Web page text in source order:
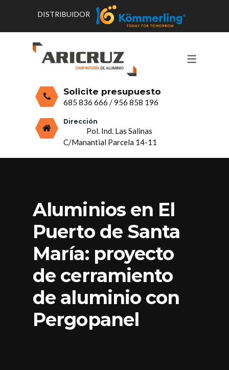
PRODUCTOS
PUERTAS, VENTANAS Y
CERRAMIENTOS, PORCHES Y TECHOS
ALUMINIO
CONTACTO Y HORARIOS
PRESUPUESTO
DISTRIBUIDOR
Solicite presupuesto
685 836 666 /956 858 196
Dirección
Pol. Ind. Las Salinas
C/Manantial Parcela 14-11
Aluminios en El
Puerto de Santa
María: proyecto
de cerramiento
de aluminio con
Pergopanel